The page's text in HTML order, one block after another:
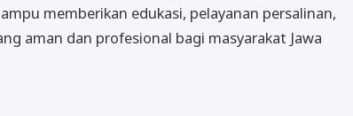
memberikan edukasi, pelayanan persalinan,
aman dan profesional bagi masyarakat Jawa